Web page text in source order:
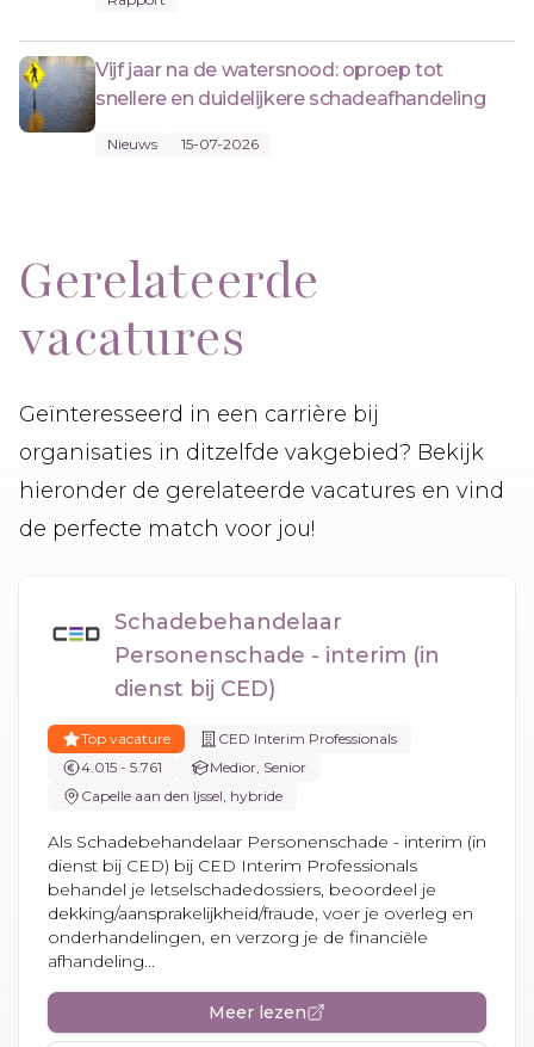
Vijf jaar na de watersnood: oproep tot
snellere en duidelijkere schadeafhandeling
Nieuws 15-07-2026
Gerelateerde
vacatures
Geïnteresseerd in een carrière bij
organisaties in ditzelfde vakgebied? Bekijk
hieronder de gerelateerde vacatures en vind
de perfecte match voor jou!
Schadebehandelaar
Personenschade - interim (in
dienst bij CED)
Top vacature
CED Interim Professionals
4.015 - 5.761
Medior, Senior
Capelle aan den Ijssel, hybride
Als Schadebehandelaar Personenschade - interim (in
dienst bij CED) bij CED Interim Professionals
behandel je letselschadedossiers, beoordeel je
dekking/aansprakelijkheid/fraude, voer je overleg en
onderhandelingen, en verzorg je de financiële
afhandeling...
Meer lezen